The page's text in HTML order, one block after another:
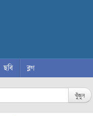
ছবি ব্লগ
খুঁজুন